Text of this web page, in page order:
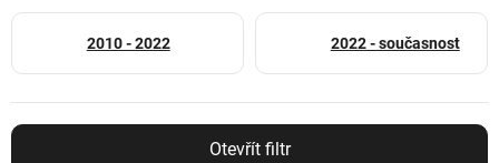
2010 - 2022 2022 - současnost
Otevřít filtr